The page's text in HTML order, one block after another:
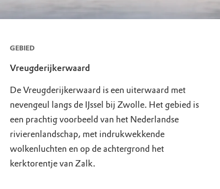
GEBIED
Vreugderijkerwaard
De Vreugderijkerwaard is een uiterwaard met
nevengeul langs de IJssel bij Zwolle. Het gebied is
een prachtig voorbeeld van het Nederlandse
rivierenlandschap, met indrukwekkende
wolkenluchten en op de achtergrond het
kerktorentje van Zalk.